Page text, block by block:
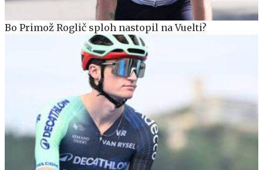
Bo Primož Roglič sploh nastopil na Vuelti?